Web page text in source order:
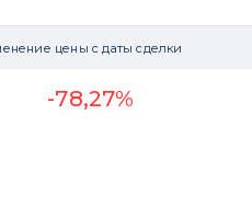
цены с даты сделки
-78,27%